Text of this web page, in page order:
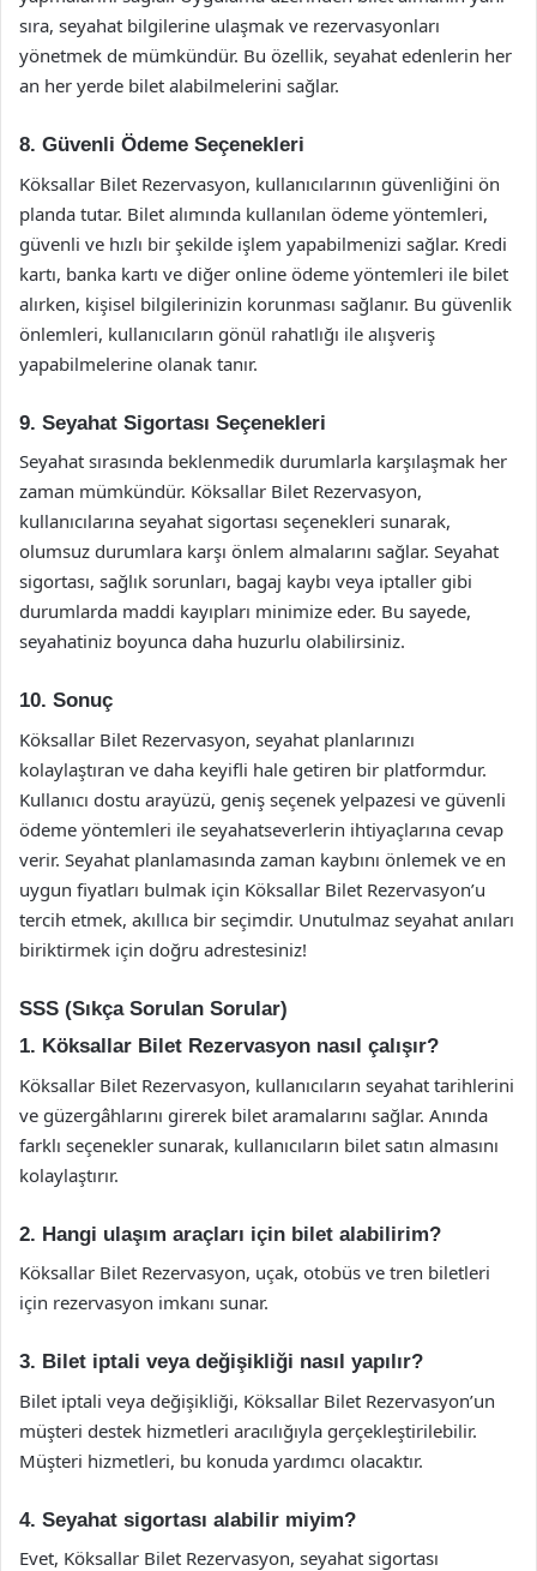
sıra, seyahat bilgilerine ulaşmak ve rezervasyonları
yönetmek de mümkündür. Bu özellik, seyahat edenlerin her
an her yerde bilet alabilmelerini sağlar.
8. Güvenli Ödeme Seçenekleri
Köksallar Bilet Rezervasyon, kullanıcılarının güvenliğini ön
planda tutar. Bilet alımında kullanılan ödeme yöntemleri,
güvenli ve hızlı bir şekilde işlem yapabilmenizi sağlar. Kredi
kartı, banka kartı ve diğer online ödeme yöntemleri ile bilet
alırken, kişisel bilgilerinizin korunması sağlanır. Bu güvenlik
önlemleri, kullanıcıların gönül rahatlığı ile alışveriş
yapabilmelerine olanak tanır.
9. Seyahat Sigortası Seçenekleri
Seyahat sırasında beklenmedik durumlarla karşılaşmak her
zaman mümkündür. Köksallar Bilet Rezervasyon,
kullanıcılarına seyahat sigortası seçenekleri sunarak,
olumsuz durumlara karşı önlem almalarını sağlar. Seyahat
sigortası, sağlık sorunları, bagaj kaybı veya iptaller gibi
durumlarda maddi kayıpları minimize eder. Bu sayede,
seyahatiniz boyunca daha huzurlu olabilirsiniz.
10. Sonuç
Köksallar Bilet Rezervasyon, seyahat planlarınızı
kolaylaştıran ve daha keyifli hale getiren bir platformdur.
Kullanıcı dostu arayüzü, geniş seçenek yelpazesi ve güvenli
ödeme yöntemleri ile seyahatseverlerin ihtiyaçlarına cevap
verir. Seyahat planlamasında zaman kaybını önlemek ve en
uygun fiyatları bulmak için Köksallar Bilet Rezervasyon’u
tercih etmek, akıllıca bir seçimdir. Unutulmaz seyahat anıları
biriktirmek için doğru adrestesiniz!
SSS (Sıkça Sorulan Sorular)
1. Köksallar Bilet Rezervasyon nasıl çalışır?
Köksallar Bilet Rezervasyon, kullanıcıların seyahat tarihlerini
ve güzergâhlarını girerek bilet aramalarını sağlar. Anında
farklı seçenekler sunarak, kullanıcıların bilet satın almasını
kolaylaştırır.
2. Hangi ulaşım araçları için bilet alabilirim?
Köksallar Bilet Rezervasyon, uçak, otobüs ve tren biletleri
için rezervasyon imkanı sunar.
3. Bilet iptali veya değişikliği nasıl yapılır?
Bilet iptali veya değişikliği, Köksallar Bilet Rezervasyon’un
müşteri destek hizmetleri aracılığıyla gerçekleştirilebilir.
Müşteri hizmetleri, bu konuda yardımcı olacaktır.
4. Seyahat sigortası alabilir miyim?
Evet, Köksallar Bilet Rezervasyon, seyahat sigortası